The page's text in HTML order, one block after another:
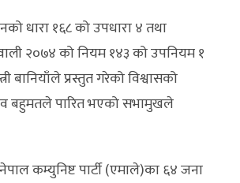
धारा १६८ को उपधारा ४ तथा
२०७४ को नियम १४३ को उपनियम १
बानियाँले प्रस्तुत गरेको विश्वासको
बहुमतले पारित भएको सभामुखले
कम्युनिष्ट पार्टी (एमाले)का ६४ जना